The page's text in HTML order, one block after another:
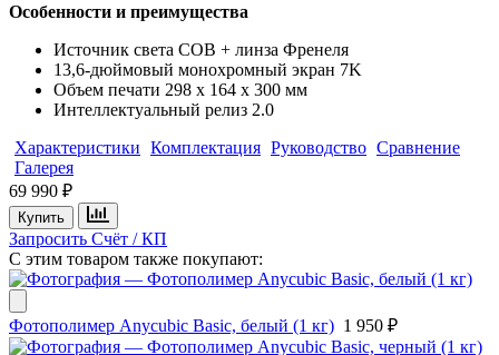
Особенности и преимущества
Источник света COB + линза Френеля
13,6-дюймовый монохромный экран 7K
Объем печати 298 x 164 x 300 мм
Интеллектуальный релиз 2.0
Характеристики Комплектация Руководство Сравнение
Галерея
69 990 ₽
Купить
Запросить Счёт / КП
С этим товаром также покупают:
Фотополимер Anycubic Basic, белый (1 кг) 1 950 ₽